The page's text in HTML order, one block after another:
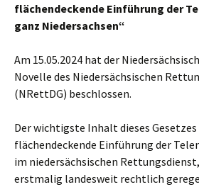
flächendeckende Einführung der
ganz Niedersachsen“
Am 15.05.2024 hat der
Novelle des Niedersächsischen
(NRettDG) beschlossen.
Der wichtigste Inhalt dieses Gesetzes
flächendeckende Einführung der
im niedersächsischen
erstmalig landesweit rechtlich